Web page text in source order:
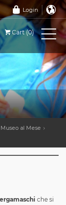
Login
Cart (0)
al Mese
che si